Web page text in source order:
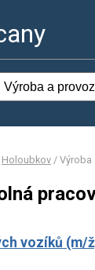
Holoubkov / Výroba
vozíků (m/